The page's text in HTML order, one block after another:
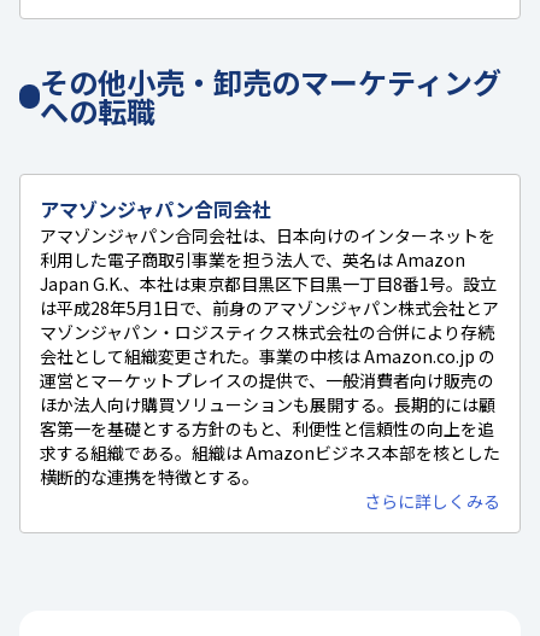
その他小売・卸売のマーケティング
への転職
アマゾンジャパン合同会社
アマゾンジャパン合同会社は、日本向けのインターネットを
利用した電子商取引事業を担う法人で、英名は Amazon
Japan G.K.、本社は東京都目黒区下目黒一丁目8番1号。設立
は平成28年5月1日で、前身のアマゾンジャパン株式会社とア
マゾンジャパン・ロジスティクス株式会社の合併により存続
会社として組織変更された。事業の中核は Amazon.co.jp の
運営とマーケットプレイスの提供で、一般消費者向け販売の
ほか法人向け購買ソリューションも展開する。長期的には顧
客第一を基礎とする方針のもと、利便性と信頼性の向上を追
求する組織である。組織は Amazonビジネス本部を核とした
横断的な連携を特徴とする。
さらに詳しくみる